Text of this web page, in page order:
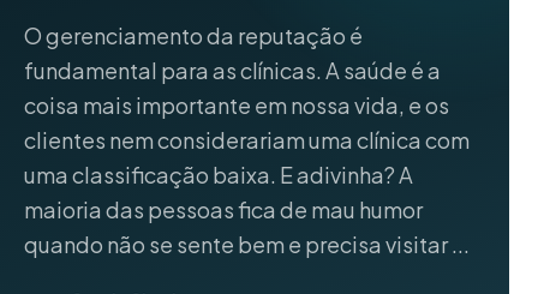
O gerenciamento da reputação é
fundamental para as clínicas. A saúde é a
coisa mais importante em nossa vida, e os
clientes nem considerariam uma clínica com
uma classificação baixa. E adivinha? A
maioria das pessoas fica de mau humor
quando não se sente bem e precisa visitar ...